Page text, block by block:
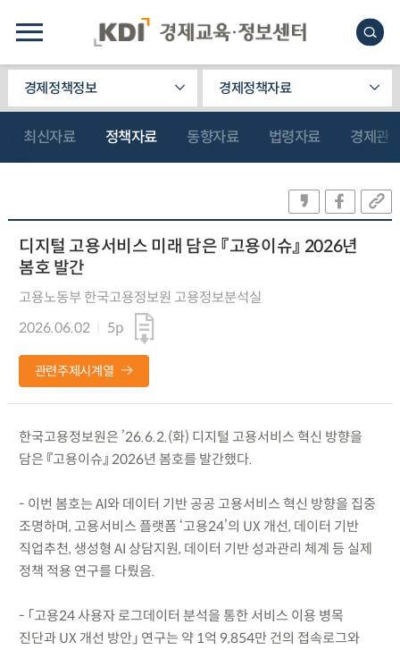
경제정책정보 경제정책자료
최신자료 정책자료 동향자료 법령자료 경제관
디지털 고용서비스 미래 담은 『고용이슈』 2026년
봄호 발간
고용노동부 한국고용정보원 고용정보분석실
2026.06.02
5p
관련주제시계열
한국고용정보원은 ’26.6.2.(화) 디지털 고용서비스 혁신 방향을
담은 『고용이슈』 2026년 봄호를 발간했다.
- 이번 봄호는 AI와 데이터 기반 공공 고용서비스 혁신 방향을 집중
조명하며, 고용서비스 플랫폼 ‘고용24’의 UX 개선, 데이터 기반
직업추천, 생성형 AI 상담지원, 데이터 기반 성과관리 체계 등 실제
정책 적용 연구를 다뤘음.
- 「고용24 사용자 로그데이터 분석을 통한 서비스 이용 병목
진단과 UX 개선 방안」 연구는 약 1억 9,854만 건의 접속로그와